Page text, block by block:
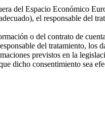
del Espacio Económico
el responsable del
o del contrato de
del tratamiento, los
previstos en la
dicho consentimiento sea